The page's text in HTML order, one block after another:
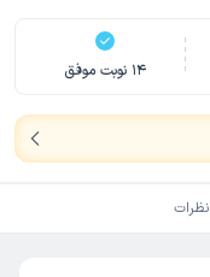
14 نوبت موفق
نظرات